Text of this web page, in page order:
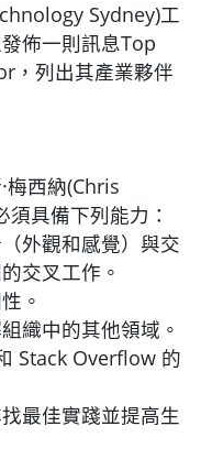
Sydney)工
佈一則訊息Top
列出其產業夥伴
梅西納(Chris
具備下列能力：
外觀和感覺）與交
交叉工作。
。
織中的其他領域。
Stack Overflow 的
最佳實踐並提高生